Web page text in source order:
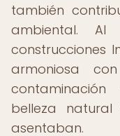
también
ambiental.
construcciones
armoniosa
belleza
asentaban.